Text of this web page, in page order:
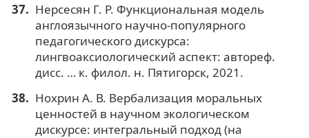
Нерсесян Г. Р. Функциональная модель
англоязычного научно-популярного
педагогического дискурса:
лингвоаксиологический аспект: автореф.
дисс. … к. филол. н. Пятигорск, 2021.
Нохрин А. В. Вербализация моральных
ценностей в научном экологическом
дискурсе: интегральный подход (на